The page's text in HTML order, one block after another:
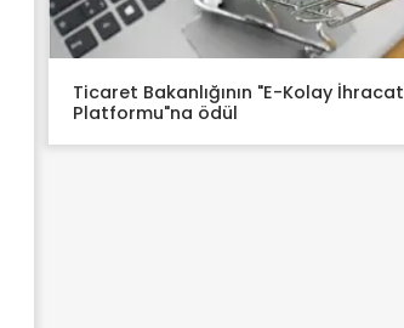
Ticaret Bakanlığının "E-Kolay İhracat
Platformu"na ödül